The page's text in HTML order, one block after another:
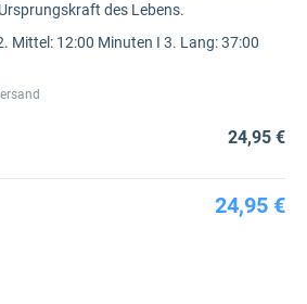
des Lebens.
Mittel: 12:00 Minuten I 3. Lang: 37:00
24,95 €
24,95 €